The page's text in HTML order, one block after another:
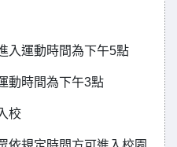
入運動時間為下午5點
動時間為下午3點
校